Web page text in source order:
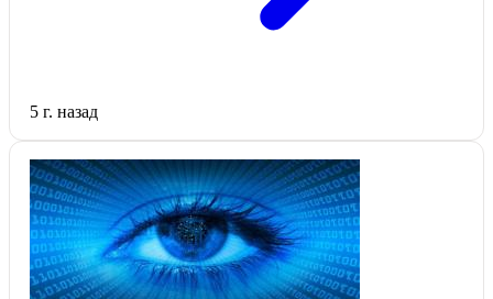
5 г. назад